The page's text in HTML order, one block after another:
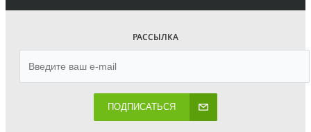
РАССЫЛКА
ПОДПИСАТЬСЯ